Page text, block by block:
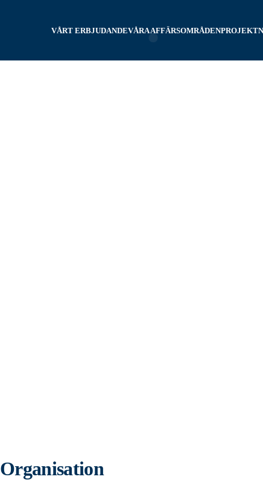
VÅRT ERBJUDANDEVÅRA AFFÄRSOMRÅDENPROJEKT
Organisation